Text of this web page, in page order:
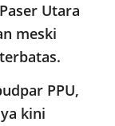
Utara
meski
PPU,
kini